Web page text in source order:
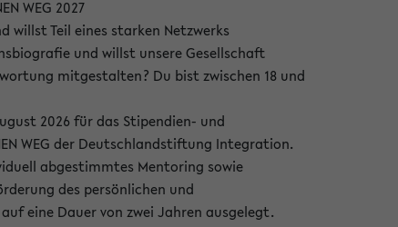
WEG 2027
Teil eines starken Netzwerks
und willst unsere Gesellschaft
mitgestalten? Du bist zwischen 18 und
2026 für das Stipendien- und
WEG der Deutschlandstiftung Integration.
abgestimmtes Mentoring sowie
des persönlichen und
eine Dauer von zwei Jahren ausgelegt.